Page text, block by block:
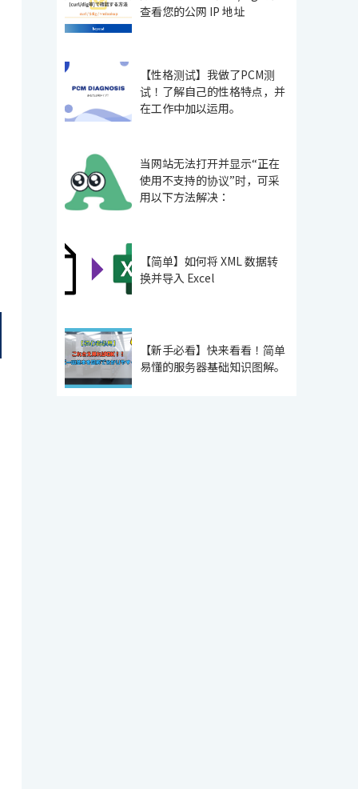
查看您的公网 IP 地址
【性格测试】我做了PCM测
试！了解自己的性格特点，并
在工作中加以运用。
当网站无法打开并显示“正在
使用不支持的协议”时，可采
用以下方法解决：
【简单】如何将 XML 数据转
换并导入 Excel
【新手必看】快来看看！简单
易懂的服务器基础知识图解。